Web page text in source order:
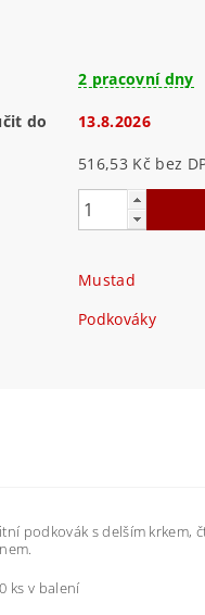
2 pracovní dny
do 13.8.2026
516,53 Kč bez
Mustad
Podkováky
podkovák s delším krkem,
ks v balení